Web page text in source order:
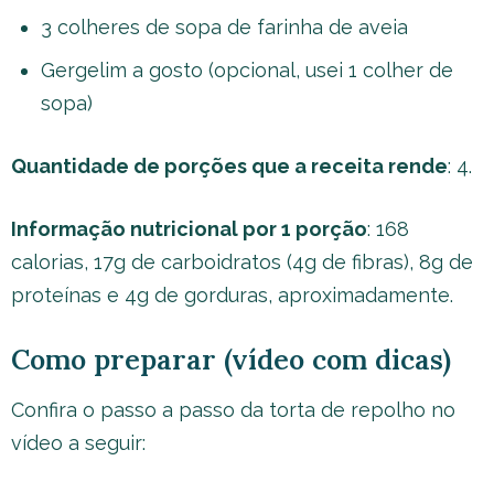
3 colheres de sopa de farinha de aveia
Gergelim a gosto (opcional, usei 1 colher de
sopa)
Quantidade de porções que a receita rende: 4.
Informação nutricional por 1 porção: 168
calorias, 17g de carboidratos (4g de fibras), 8g de
proteínas e 4g de gorduras, aproximadamente.
Como preparar (vídeo com dicas)
Confira o passo a passo da torta de repolho no
vídeo a seguir: